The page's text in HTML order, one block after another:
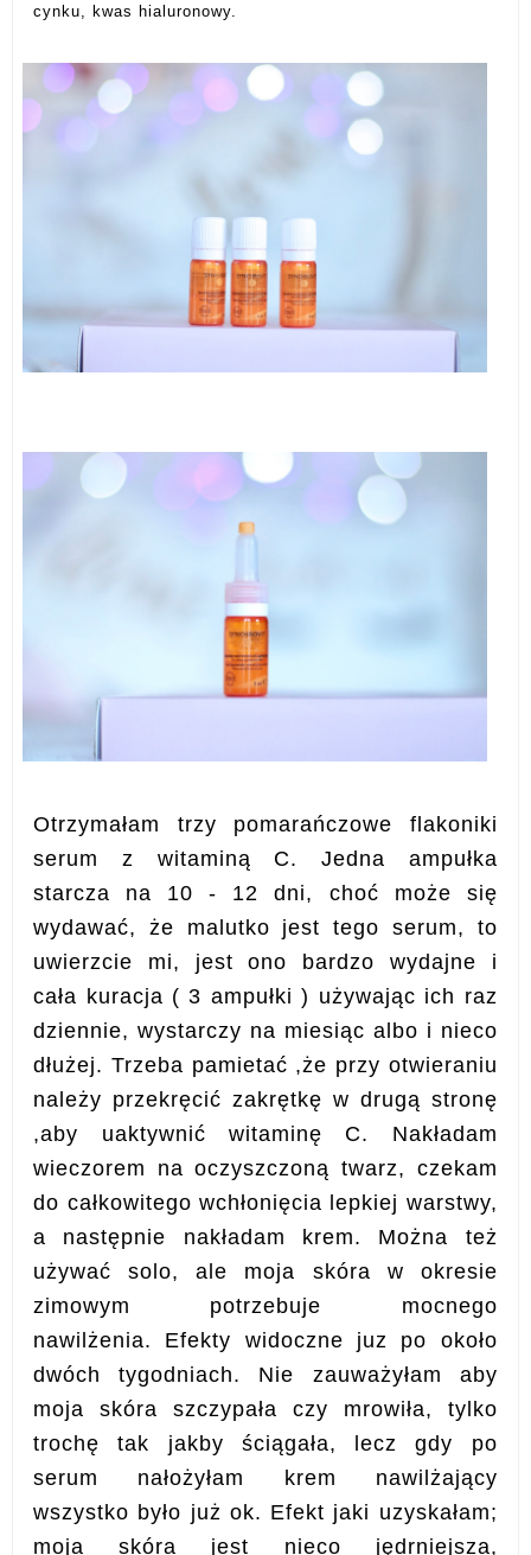
cynku, kwas hialuronowy.
Otrzymałam trzy pomarańczowe flakoniki
serum z witaminą C. Jedna ampułka
starcza na 10 - 12 dni, choć może się
wydawać, że malutko jest tego serum, to
uwierzcie mi, jest ono bardzo wydajne i
cała kuracja ( 3 ampułki ) używając ich raz
dziennie, wystarczy na miesiąc albo i nieco
dłużej. Trzeba pamietać ,że przy otwieraniu
należy przekręcić zakrętkę w drugą stronę
,aby uaktywnić witaminę C. Nakładam
wieczorem na oczyszczoną twarz, czekam
do całkowitego wchłonięcia lepkiej warstwy,
a następnie nakładam krem. Można też
używać solo, ale moja skóra w okresie
zimowym potrzebuje mocnego
nawilżenia.
Efekty widoczne juz po około
dwóch tygodniach. Nie zauważyłam aby
moja skóra szczypała czy mrowiła, tylko
trochę tak jakby ściągała, lecz gdy po
serum nałożyłam krem nawilżający
wszystko było już ok. Efekt jaki uzyskałam;
moja skóra jest nieco jędrniejsza,